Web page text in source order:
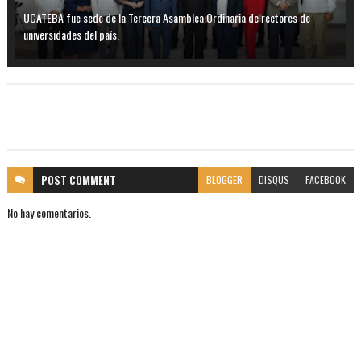
UCATEBA fue sede de la Tercera Asamblea Ordinaria de rectores de
universidades del país.
POST COMMENT BLOGGER DISQUS FACEBOOK
No hay comentarios.